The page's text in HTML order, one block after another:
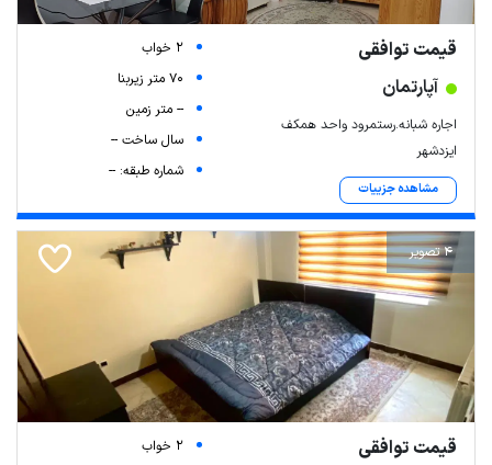
قیمت توافقی
آپارتمان
اجاره شبانه.رستمرود واحد همکف
ایزدشهر
مشاهده جزییات
2 خواب
70 متر زیربنا
-- متر زمین
سال ساخت --
شماره طبقه: --
4 تصویر
قیمت توافقی
2 خواب